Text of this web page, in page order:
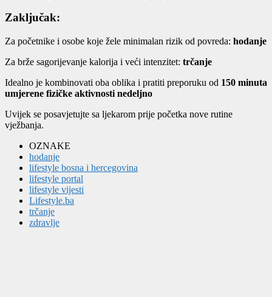
Zaključak:
Za početnike i osobe koje žele minimalan rizik od povreda: hodanje
Za brže sagorijevanje kalorija i veći intenzitet: trčanje
Idealno je kombinovati oba oblika i pratiti preporuku od 150 minuta
umjerene fizičke aktivnosti nedeljno
Uvijek se posavjetujte sa ljekarom prije početka nove rutine
vježbanja.
OZNAKE
hodanje
lifestyle bosna i hercegovina
lifestyle portal
lifestyle vijesti
Lifestyle.ba
trčanje
zdravlje